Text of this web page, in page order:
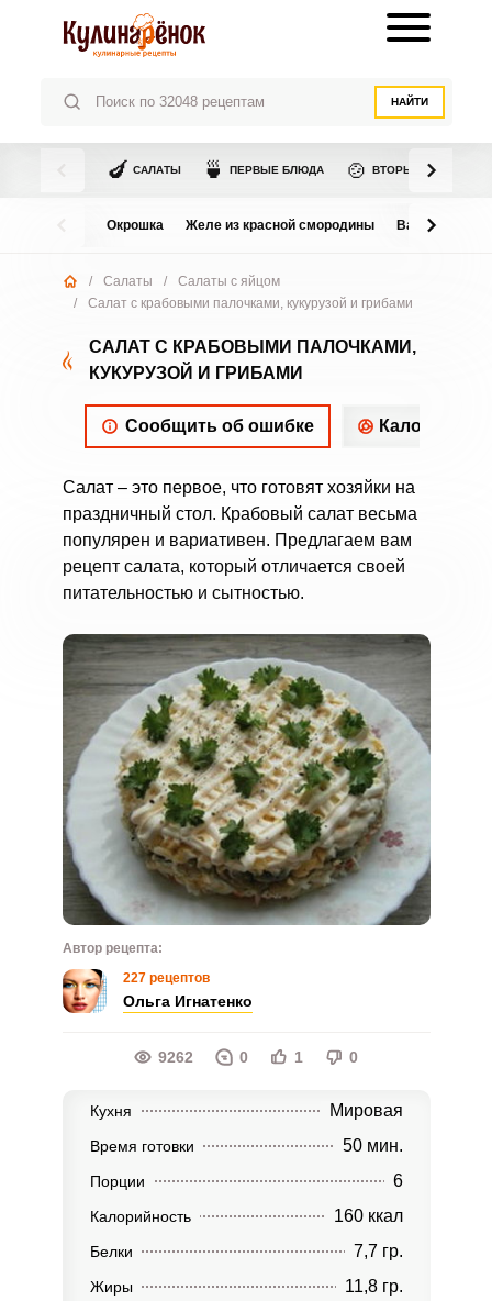
НАЙТИ
🍆 САЛАТЫ 🍵 ПЕРВЫЕ БЛЮДА 🍲 ВТОРЫЕ БЛЮДА
Окрошка Желе из красной смородины Варенье из
/ Салаты /
Салаты с яйцом
/
Салат с крабовыми палочками, кукурузой и грибами
САЛАТ С КРАБОВЫМИ ПАЛОЧКАМИ,
КУКУРУЗОЙ И ГРИБАМИ
Сообщить об ошибке
Салат – это первое, что готовят хозяйки на
праздничный стол. Крабовый салат весьма
популярен и вариативен. Предлагаем вам
рецепт салата, который отличается своей
питательностью и сытностью.
Автор рецепта:
227 рецептов
Ольга Игнатенко
9262 0 1 0
Кухня Мировая
Время готовки 50 мин.
Порции 6
Калорийность 160 ккал
Белки 7,7 гр.
Жиры 11,8 гр.